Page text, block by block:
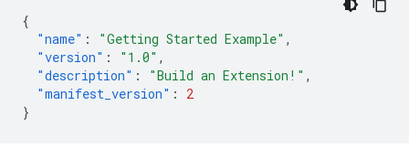
{
"name" : "Getting Started Example" ,
"version" : "1.0" ,
"description" : "Build an Extension!" ,
"manifest_version" :
2
}